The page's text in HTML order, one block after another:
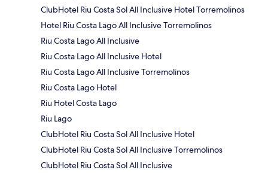
ClubHotel Riu Costa Sol All Inclusive Hotel Torremolinos
Hotel Riu Costa Lago All Inclusive Torremolinos
Riu Costa Lago All Inclusive
Riu Costa Lago All Inclusive Hotel
Riu Costa Lago All Inclusive Torremolinos
Riu Costa Lago Hotel
Riu Hotel Costa Lago
Riu Lago
ClubHotel Riu Costa Sol All Inclusive Hotel
ClubHotel Riu Costa Sol All Inclusive Torremolinos
ClubHotel Riu Costa Sol All Inclusive